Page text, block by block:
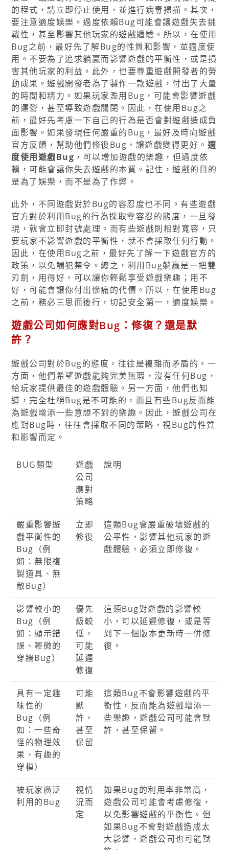
的程式，請立即停止使用，並進行病毒掃描。其次，
要注意適度娛樂。過度依賴Bug可能會讓遊戲失去挑
戰性，甚至影響其他玩家的遊戲體驗。所以，在使用
Bug之前，最好先了解Bug的性質和影響，並適度使
用。不要為了追求躺贏而影響遊戲的平衡性，或是損
害其他玩家的利益。此外，也要尊重遊戲開發者的勞
動成果。遊戲開發者為了製作一款遊戲，付出了大量
的時間和精力。如果玩家濫用Bug，可能會影響遊戲
的運營，甚至導致遊戲關閉。因此，在使用Bug之
前，最好先考慮一下自己的行為是否會對遊戲造成負
面影響。如果發現任何嚴重的Bug，最好及時向遊戲
官方反饋，幫助他們修復Bug，讓遊戲變得更好。 適
度使用遊戲Bug ，可以增加遊戲的樂趣，但過度依
賴，可能會讓你失去遊戲的本質。記住，遊戲的目的
是為了娛樂，而不是為了作弊。
此外，不同遊戲對於Bug的容忍度也不同。有些遊戲
官方對於利用Bug的行為採取零容忍的態度，一旦發
現，就會立即封號處理。而有些遊戲則相對寬容，只
要玩家不影響遊戲的平衡性，就不會採取任何行動。
因此，在使用Bug之前，最好先了解一下遊戲官方的
政策，以免觸犯禁令。總之，利用Bug躺贏是一把雙
刃劍，用得好，可以讓你輕鬆享受遊戲樂趣；用不
好，可能會讓你付出慘痛的代價。所以，在使用Bug
之前，務必三思而後行，切記安全第一，適度娛樂。
遊戲公司如何應對Bug：修復？還是默
許？
遊戲公司對於Bug的態度，往往是複雜而矛盾的。一
方面，他們希望遊戲能夠完美無瑕，沒有任何Bug，
給玩家提供最佳的遊戲體驗。另一方面，他們也知
道，完全杜絕Bug是不可能的，而且有些Bug反而能
為遊戲增添一些意想不到的樂趣。因此，遊戲公司在
應對Bug時，往往會採取不同的策略，視Bug的性質
和影響而定。
BUG類型
遊戲
公司
應對
策略
說明
嚴重影響遊
戲平衡性的
Bug（例
如：無限複
製道具、無
敵Bug）
立即
修復
這類Bug會嚴重破壞遊戲的
公平性，影響其他玩家的遊
戲體驗，必須立即修復。
影響較小的
Bug（例
如：顯示錯
誤、輕微的
穿牆Bug）
優先
級較
低，
可能
延遲
修復
這類Bug對遊戲的影響較
小，可以延遲修復，或是等
到下一個版本更新時一併修
復。
具有一定趣
味性的
Bug（例
如：一些奇
怪的物理效
果、有趣的
穿模）
可能
默
許，
甚至
保留
這類Bug不會影響遊戲的平
衡性，反而能為遊戲增添一
些樂趣，遊戲公司可能會默
許，甚至保留。
被玩家廣泛
利用的Bug
視情
況而
定
如果Bug的利用率非常高，
遊戲公司可能會考慮修復，
以免影響遊戲的平衡性。但
如果Bug不會對遊戲造成太
大影響，遊戲公司也可能默